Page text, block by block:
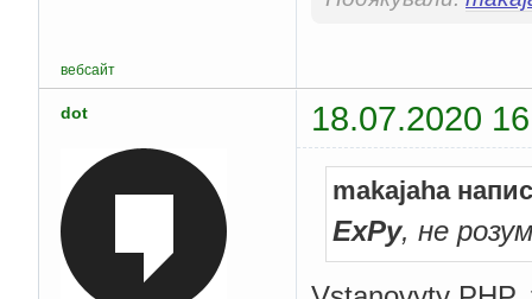
вебсайт
dot 18.07.2020
makajaha
ExPy, не